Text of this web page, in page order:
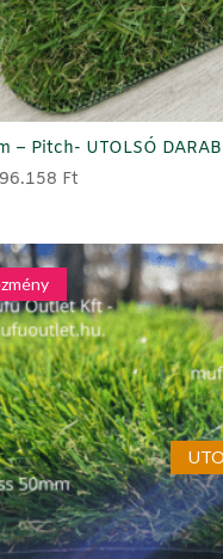
– Pitch- UTOLSÓ
96.158 FtÁrtartomány:
96.158 Ft